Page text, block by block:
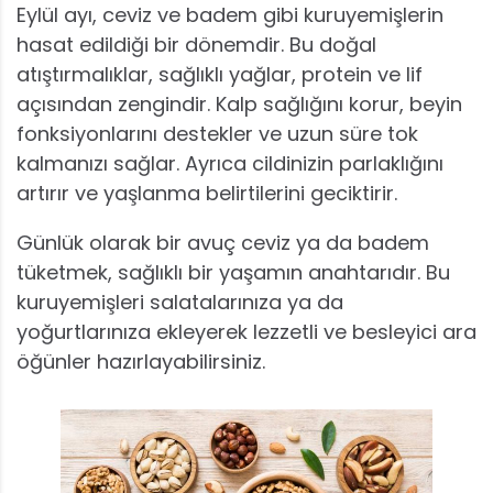
Eylül ayı, ceviz ve badem gibi kuruyemişlerin
hasat edildiği bir dönemdir. Bu doğal
atıştırmalıklar, sağlıklı yağlar, protein ve lif
açısından zengindir. Kalp sağlığını korur, beyin
fonksiyonlarını destekler ve uzun süre tok
kalmanızı sağlar. Ayrıca cildinizin parlaklığını
artırır ve yaşlanma belirtilerini geciktirir.
Günlük olarak bir avuç ceviz ya da badem
tüketmek, sağlıklı bir yaşamın anahtarıdır. Bu
kuruyemişleri salatalarınıza ya da
yoğurtlarınıza ekleyerek lezzetli ve besleyici ara
öğünler hazırlayabilirsiniz.